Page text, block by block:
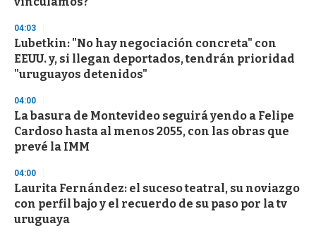
s
04:03
Lubetkin: "No hay negociación concreta" con
EEUU. y, si llegan deportados, tendrán prioridad
"uruguayos detenidos"
04:00
La basura de Montevideo seguirá yendo a Felipe
Cardoso hasta al menos 2055, con las obras que
prevé la IMM
04:00
Laurita Fernández: el suceso teatral, su noviazgo
con perfil bajo y el recuerdo de su paso por la tv
uruguaya